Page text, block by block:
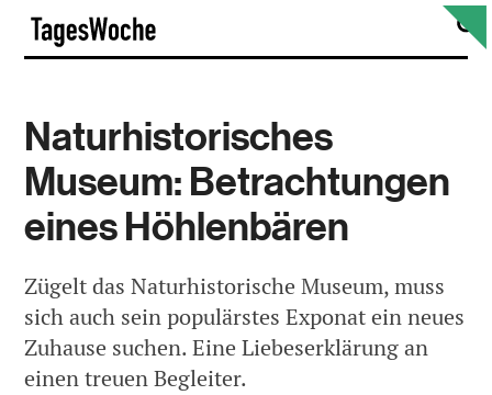
Skip
content
Naturhistorisches
Museum: Betrachtungen
eines Höhlenbären
Zügelt das Naturhistorische Museum, muss
sich auch sein populärstes Exponat ein neues
Zuhause suchen. Eine Liebeserklärung an
einen treuen Begleiter.